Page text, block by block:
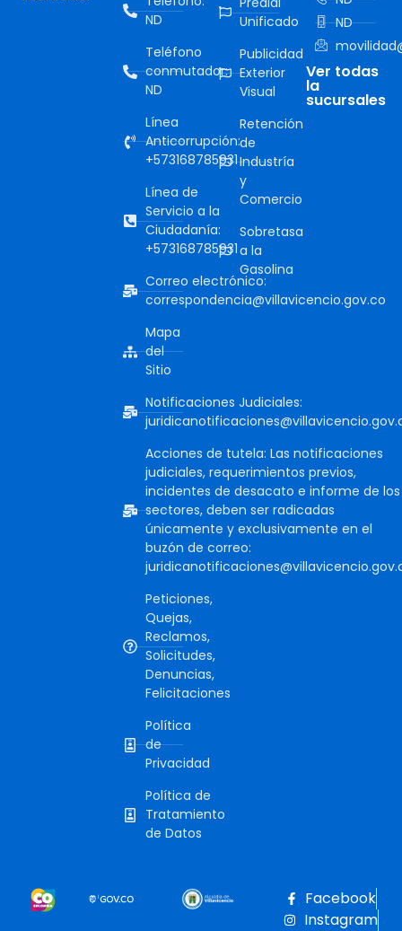
ND
Teléfono
conmutador:
ND
Línea
Anticorrupción:
+573168785931
Línea de
Servicio a la
Ciudadanía:
+573168785931
Correo electrónico:
correspondencia@villavicencio.gov.co
Mapa
del
Sitio
Notificaciones Judiciales:
Acciones de tutela: Las notificaciones
judiciales, requerimientos previos,
incidentes de desacato e informe de los
sectores, deben ser radicadas
únicamente y exclusivamente en el
buzón de correo:
Peticiones,
Quejas,
Reclamos,
Solicitudes,
Denuncias,
Felicitaciones
Política
de
Privacidad
Política de
Tratamiento
de Datos
Unificado
Publicidad
Exterior
Visual
Retención
de
Industría
y
Comercio
Sobretasa
a la
Gasolina
ND
Ver todas
la
sucursales
Facebook
Instagram